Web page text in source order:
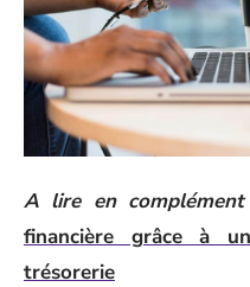
A lire en
financière grâce à
trésorerie